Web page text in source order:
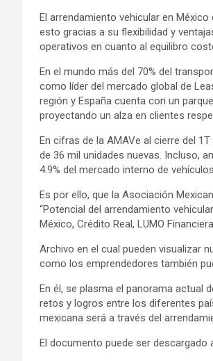
El arrendamiento vehicular en
esto gracias a su flexibilidad y
operativos en cuanto al equilibro
En el mundo más del 70% del
como líder del mercado global de
región y España cuenta con un
proyectando un alza en clientes
En cifras de la AMAVe al cierre del
de 36 mil unidades nuevas. Incluso,
4.9% del mercado interno de
Es por ello, que la Asociación
“Potencial del arrendamiento
México, Crédito Real, LUMO
Archivo en el cual pueden visualizar
como los emprendedores también
En él, se plasma el panorama actual
retos y logros entre los diferentes
mexicana será a través del
El documento puede ser